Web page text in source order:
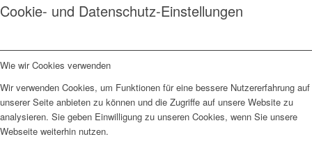
Cookie- und Datenschutz-Einstellungen
Wie wir Cookies verwenden
Wir verwenden Cookies, um Funktionen für eine bessere Nutzererfahrung auf
unserer Seite anbieten zu können und die Zugriffe auf unsere Website zu
analysieren. Sie geben Einwilligung zu unseren Cookies, wenn Sie unsere
Webseite weiterhin nutzen.